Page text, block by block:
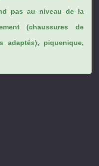
pas au niveau de la
(chaussures de
adaptés), piquenique,